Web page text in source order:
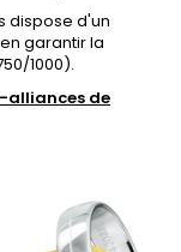
dispose d'un
garantir la
1000).
alliances de